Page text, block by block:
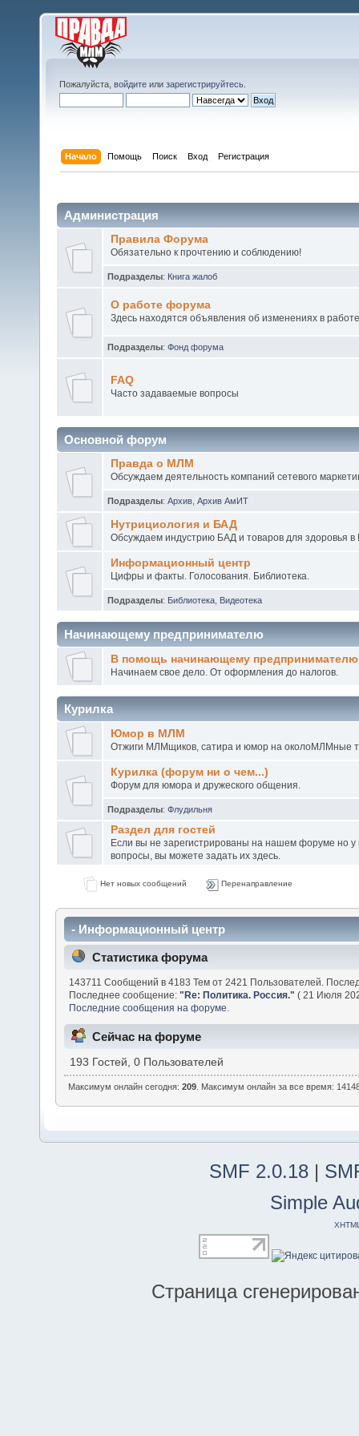
Пожалуйста, войдите или зарегистрируйтесь
Начало Помощь Поиск Вход Регистрация
Администрация
Правила Форума
Обязательно к прочтению и соблюдению!
Подразделы: Книга жалоб
О работе форума
Здесь находятся объявления об изменениях в
Подразделы: Фонд форума
FAQ
Часто задаваемые вопросы
Основной форум
Правда о МЛМ
Обсуждаем деятельность компаний сетевого
Подразделы: Архив Архив АмИТ
Нутрициология и БАД
Обсуждаем индустрию БАД и товаров для здоровья
Информационный центр
Цифры и факты. Голосования. Библиотека.
Подразделы: Библиотека Видеотека
Начинающему предпринимателю
В помощь начинающему предпринимателю
Начинаем свое дело. От оформления до налогов.
Курилка
Юмор в МЛМ
Отжиги МЛМщиков, сатира и юмор на околоМЛМные
Курилка (форум ни о чем...)
Форум для юмора и дружеского общения.
Подразделы: Флудильня
Раздел для гостей
Если вы не зарегистрированы на нашем форуме но у
вопросы, вы можете задать их здесь.
Нет новых сообщений Перенаправление
- Информационный центр
Статистика форума
143711 Сообщений в 4183 Тем от 2421 Пользователей.
Последнее сообщение:"Re: Политика. Россия." ( 21 Июля
Последние сообщения на форуме.
Сейчас на форуме
193 Гостей, 0 Пользователей
Максимум онлайн сегодня:209 . Максимум онлайн за все время:
SMF 2.0.18 |
Simple
Страница